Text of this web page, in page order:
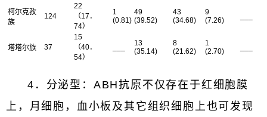
柯尔克孜
族
124
22
（17．
74）
1
(0.81)
49
(39.52)
43
(34.68)
9
(7.26)
塔塔尔族 37
15
（40．
54）
13
(35.14)
8
(21.62)
1
(2.70)
4．分泌型：ABH抗原不仅存在于红细胞膜
上，月细胞，血小板及其它组织细胞上也可发现